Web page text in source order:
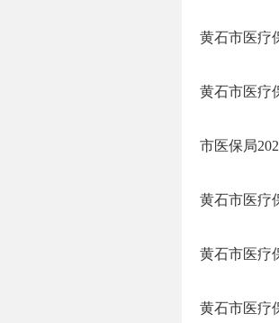
黄石市医疗
黄石市医疗
市医保局
黄石市医疗
黄石市医疗
黄石市医疗